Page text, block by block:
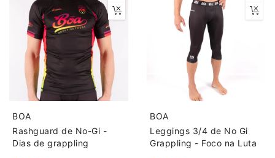
BOA
Rashguard de No-Gi -
Dias de grappling
BOA
Leggings 3/4 de No Gi
Grappling - Foco na Luta